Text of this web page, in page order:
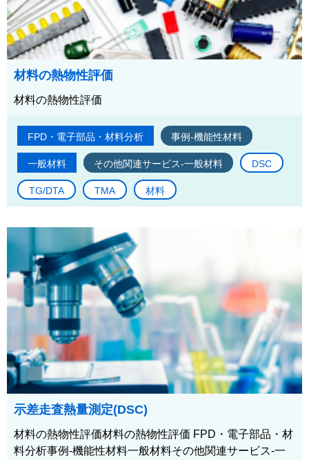
材料の熱物性評価
材料の熱物性評価
FPD・電子部品・材料分析 事例-機能性材料
一般材料 その他関連サービス-一般材料 DSC
TG/DTA TMA 材料
示差走査熱量測定(DSC)
材料の熱物性評価材料の熱物性評価 FPD・電子部品・材
料分析事例-機能性材料一般材料その他関連サービス-一